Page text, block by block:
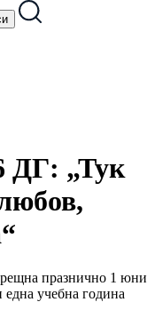
ДГ: „Тук
празнично 1 юни
учебна година